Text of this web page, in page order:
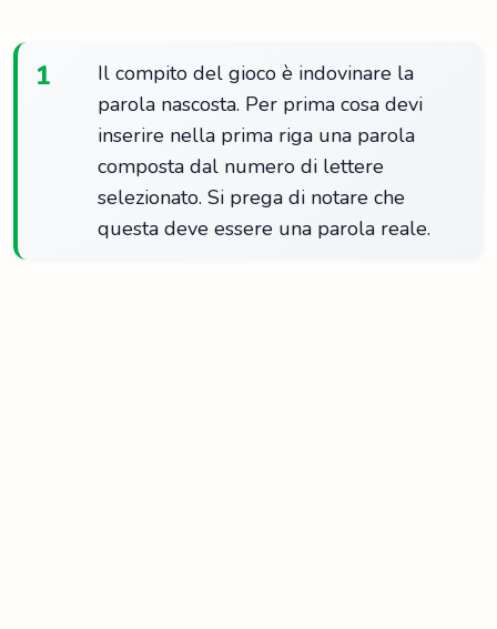
1
Il compito del gioco è indovinare la
parola nascosta. Per prima cosa devi
inserire nella prima riga una parola
composta dal numero di lettere
selezionato. Si prega di notare che
questa deve essere una parola reale.